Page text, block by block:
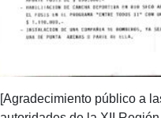
[Agradecimiento público a